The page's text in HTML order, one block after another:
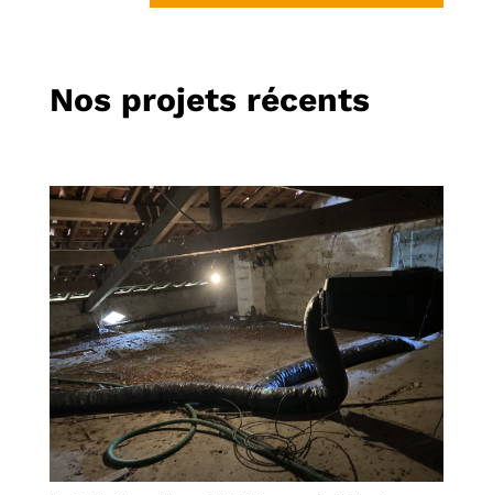
Nos projets récents